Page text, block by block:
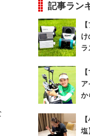
記事ラン
ラ
ア
か
塩